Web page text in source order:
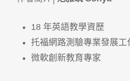
18 年英語教學資歷
托福網路測驗專業發展工
微軟創新教育專家